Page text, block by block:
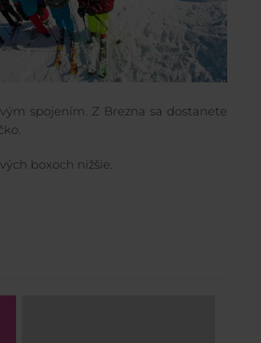
spojením. Z Brezna sa dostanete
boxoch nižšie.